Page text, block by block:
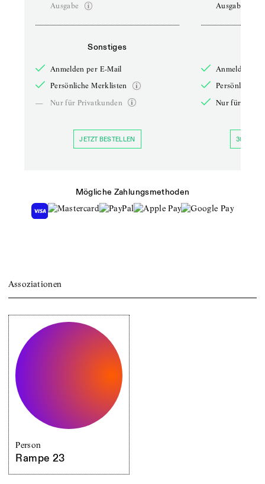
Ausgabe
Sonstiges
Anmelden per E-Mail
Persönliche Merklisten
—
Nur für Privatkunden
JETZT BESTELLEN
Ausgabe
Anmelden
Persönliche
Nur für
30 TAGE
Mögliche Zahlungsmethoden
Assoziationen
Person
Rampe 23